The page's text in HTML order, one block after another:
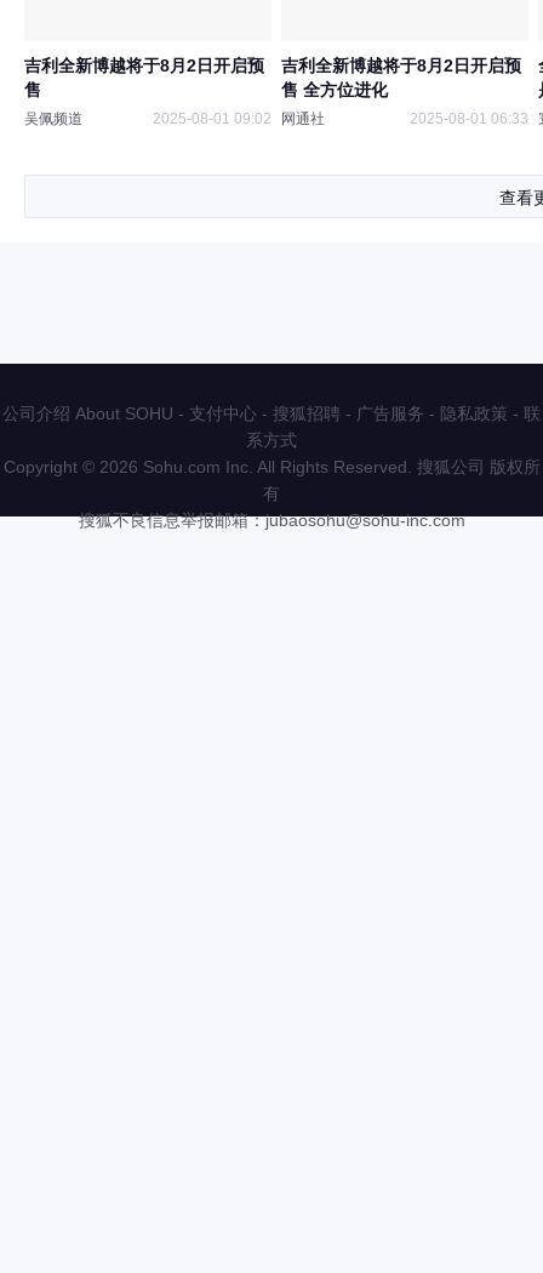
吉利全新博越将于8月2日开启预
售
吴佩频道 2025-08-01 09:02
吉利全新博越将于8月2日开启预
售 全方位进化
网通社 2025-08-01 06:33
查看
公司介绍 About SOHU - 支付中心 - 搜狐招聘 - 广告服务 - 隐私政策 - 联
系方式
Copyright © 2026 Sohu.com Inc. All Rights Reserved. 搜狐公司 版权所
有
搜狐不良信息举报邮箱：jubaosohu@sohu-inc.com